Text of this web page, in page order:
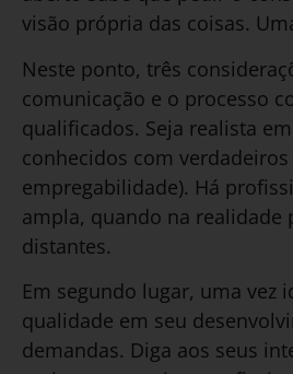
visão própria das coisas.
Neste ponto, três
comunicação e o processo
qualificados. Seja realista
conhecidos com
empregabilidade). Há
ampla, quando na realidade
distantes.
Em segundo lugar, uma
qualidade em seu
demandas. Diga aos seus